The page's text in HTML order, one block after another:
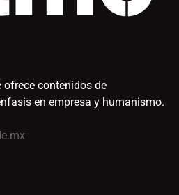
contenidos de
en empresa y humanismo.